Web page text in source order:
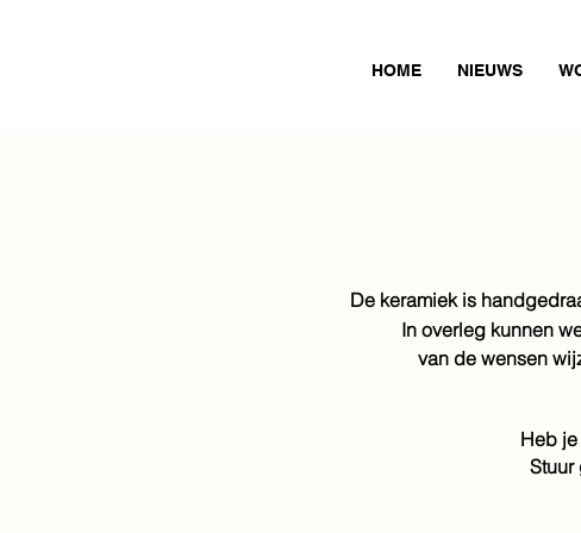
HOME NIEUWS
De keramiek is
In overleg kunnen
van de wensen
Heb
Stuur